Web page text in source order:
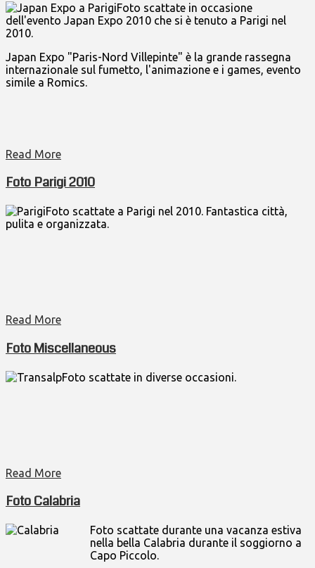
Foto scattate in occasione
dell'evento Japan Expo 2010 che si è tenuto a Parigi nel
2010.
Japan Expo "Paris-Nord Villepinte" è la grande rassegna
internazionale sul fumetto, l'animazione e i games, evento
simile a Romics.
Read More
Foto Parigi 2010
Foto scattate a Parigi nel 2010. Fantastica città,
pulita e organizzata.
Read More
Foto Miscellaneous
Foto scattate in diverse occasioni.
Read More
Foto Calabria
Foto scattate durante una vacanza estiva
nella bella Calabria durante il soggiorno a
Capo Piccolo.